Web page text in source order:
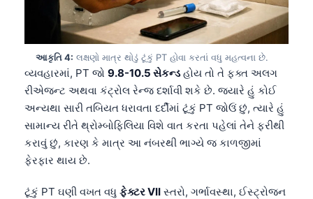
આકૃતિ 4: લક્ષણો માત્ર થોડું ટૂંકું PT હોવા કરતાં વધુ મહત્વના છે.
વ્યવહારમાં, PT જો 9.8-10.5 સેકન્ડહોય તો તે ફક્ત અલગ
રીએજન્ટ અથવા કંટ્રોલ રેન્જ દર્શાવી શકે છે. જ્યારે હું કોઈ
અન્યથા સારી તબિયત ધરાવતા દર્દીમાં ટૂંકું PT જોઉં છું, ત્યારે હું
સામાન્ય રીતે થ્રોમ્બોફિલિયા વિશે વાત કરતા પહેલાં તેને ફરીથી
કરાવું છું, કારણ કે માત્ર આ નંબરથી ભાગ્યે જ કાળજીમાં
ફેરફાર થાય છે.
ટૂંકું PT ઘણી વખત વધુ ફેક્ટર VII સ્તરો, ગર્ભાવસ્થા, ઈસ્ટ્રોજન